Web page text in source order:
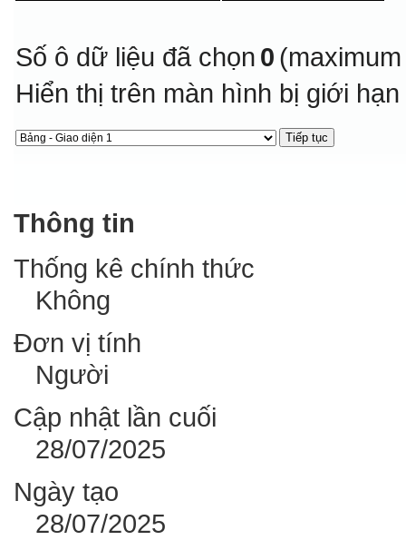
Số ô dữ liệu đã chọn 0
Hiển thị trên màn hình bị giới
Thông tin
Thống kê chính thức
Không
Đơn vị tính
Người
Cập nhật lần cuối
28/07/2025
Ngày tạo
28/07/2025